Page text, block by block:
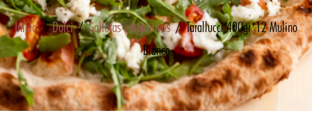
Inicio/Dolci/Galletas y Aperitivos/ Tarallucci 400gr*12 Mulino
Bianco